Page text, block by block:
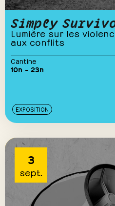
Simply
Lumière sur les
aux conflits
Cantine
10h – 23h
EXPOSITION
3
sept.